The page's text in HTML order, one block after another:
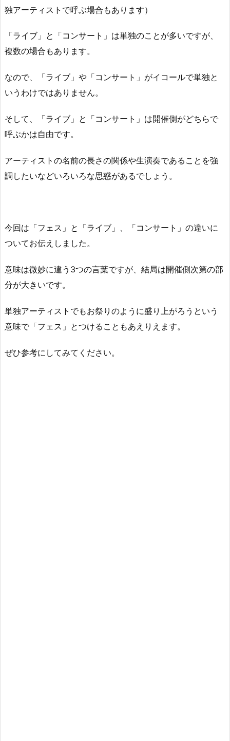
独アーティストで呼ぶ場合もあります）
「ライブ」と「コンサート」は単独のことが多いですが、
複数の場合もあります。
なので、「ライブ」や「コンサート」がイコールで単独と
いうわけではありません。
そして、「ライブ」と「コンサート」は開催側がどちらで
呼ぶかは自由です。
アーティストの名前の長さの関係や生演奏であることを強
調したいなどいろいろな思惑があるでしょう。
今回は「フェス」と「ライブ」、「コンサート」の違いに
ついてお伝えしました。
意味は微妙に違う3つの言葉ですが、結局は開催側次第の部
分が大きいです。
単独アーティストでもお祭りのように盛り上がろうという
意味で「フェス」とつけることもあえりえます。
ぜひ参考にしてみてください。